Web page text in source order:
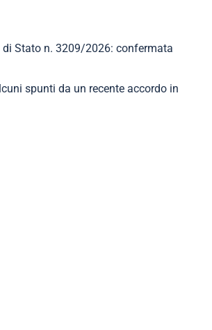
Stato n. 3209/2026: confermata
spunti da un recente accordo in